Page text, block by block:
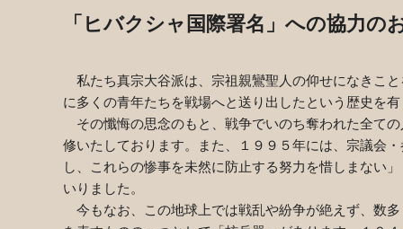
「ヒバクシャ国際署名」への協力の
私たち真宗大谷派は、宗祖親鸞聖人の仰せになきこ
に多くの青年たちを戦場へと送り出したという歴史を
その懺悔の思念のもと、戦争でいのち奪われた全て
修いたしております。また、１９９５年には、宗議会
し、これらの惨事を未然に防止する努力を惜しまない
いりました。
今もなお、この地球上では戦乱や紛争が絶えず、数